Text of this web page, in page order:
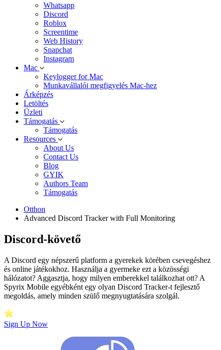
Whatsapp
Discord
Roblox
Screentime
Web History
Snapchat
Instagram
Mac
Keylogger for Mac
Munkavállalói megfigyelés Mac-hez
Árképzés
Letöltés
Üzleti
Támogatás
Támogatás
Resources
About Us
Contact Us
Blog
GYIK
Authors Team
Támogatás
Otthon
Advanced Discord Tracker with Full Monitoring
Discord-követő
A Discord egy népszerű platform a gyerekek körében csevegéshez
és online játékokhoz. Használja a gyermeke ezt a közösségi
hálózatot? Aggasztja, hogy milyen emberekkel találkozhat ott? A
Spyrix Mobile egyébként egy olyan Discord Tracker-t fejlesztő
megoldás, amely minden szülő megnyugtatására szolgál.
Sign Up Now